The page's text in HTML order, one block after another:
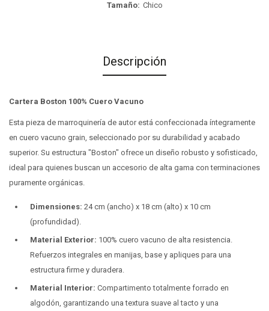
Tamaño
Chico
Descripción
Cartera Boston 100% Cuero Vacuno
Esta pieza de marroquinería de autor está confeccionada íntegramente
en cuero vacuno grain, seleccionado por su durabilidad y acabado
superior. Su estructura "Boston" ofrece un diseño robusto y sofisticado,
ideal para quienes buscan un accesorio de alta gama con terminaciones
puramente orgánicas.
Dimensiones: 24 cm (ancho) x 18 cm (alto) x 10 cm
(profundidad).
Material Exterior: 100% cuero vacuno de alta resistencia.
Refuerzos integrales en manijas, base y apliques para una
estructura firme y duradera.
Material Interior: Compartimento totalmente forrado en
algodón, garantizando una textura suave al tacto y una